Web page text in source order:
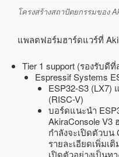
โครงสร้างสถาปัตยกรรมของ
แพลตฟอร์มฮาร์ดแวร์ที่
Tier 1 support (รองรับดีที่
Espressif Systems
ESP32-S3 (LX7)
(RISC-V)
บอร์ดแนะนำ
AkiraConsole V3
กำลังจะเปิดตัวบน
รายละเอียดเพิ่มเ